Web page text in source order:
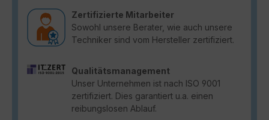
Zertifizierte Mitarbeiter
Sowohl unsere Berater, wie auch unsere
Techniker sind vom Hersteller zertifiziert.
Qualitätsmanagement
Unser Unternehmen ist nach ISO 9001
zertifiziert. Dies garantiert u.a. einen
reibungslosen Ablauf.